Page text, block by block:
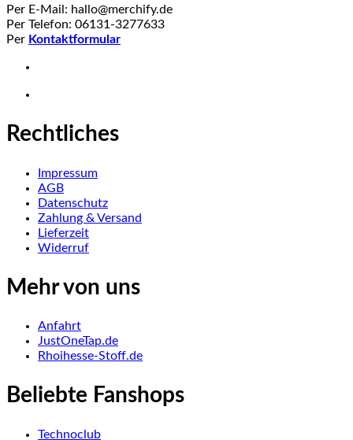
Per E-Mail: hallo@merchify.de
Per Telefon: 06131-3277633
Per Kontaktformular
Rechtliches
Impressum
AGB
Datenschutz
Zahlung & Versand
Lieferzeit
Widerruf
Mehr von uns
Anfahrt
JustOneTap.de
Rhoihesse-Stoff.de
Beliebte Fanshops
Technoclub